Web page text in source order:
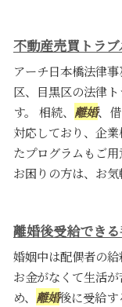
不動産売買トラ
アーチ日本橋法律
区、目黒区の法律
す。 相続、 離婚、
対応しており、企
たプログラムもご
お困りの方は、お気
離婚後受給でき
婚姻中は配偶者の給
お金がなくて生活
め、 離婚後に受給